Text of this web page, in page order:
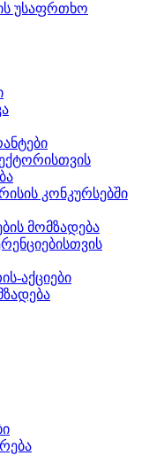
უსაფრთხო
კონკურსებში
მომზადება
აქციები